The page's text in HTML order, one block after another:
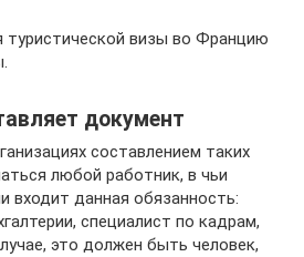
туристической визы во Францию
документ
составлением таких
любой работник, в чьи
входит данная обязанность:
специалист по кадрам,
это должен быть человек,